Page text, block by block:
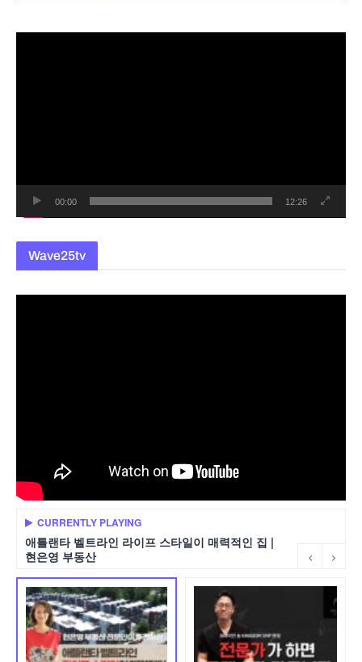
00:00 12:26
Wave25tv
CURRENTLY PLAYING
애틀랜타 벨트라인 라이프 스타일이 매력적인 집 |
현은영 부동산